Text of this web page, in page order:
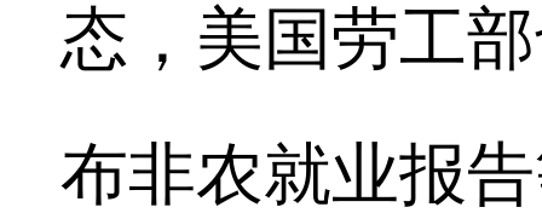
态，美国劳工
布非农就业报